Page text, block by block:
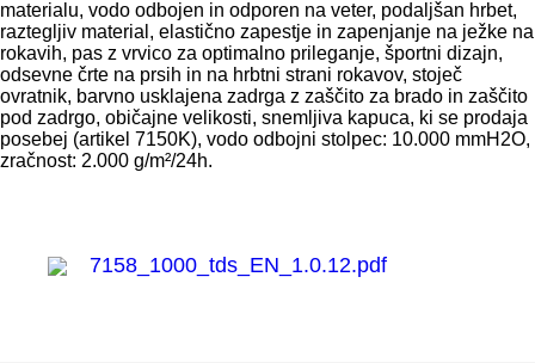
materialu, vodo odbojen in odporen na veter, podaljšan hrbet,
raztegljiv material, elastično zapestje in zapenjanje na ježke na
rokavih, pas z vrvico za optimalno prileganje, športni dizajn,
odsevne črte na prsih in na hrbtni strani rokavov, stoječ
ovratnik, barvno usklajena zadrga z zaščito za brado in zaščito
pod zadrgo, običajne velikosti, snemljiva kapuca, ki se prodaja
posebej (artikel 7150K), vodo odbojni stolpec: 10.000 mmH2O,
zračnost: 2.000 g/m²/24h.
7158_1000_tds_EN_1.0.12.pdf